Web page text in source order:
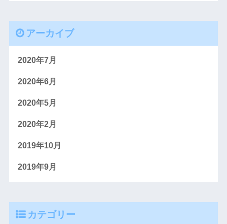
アーカイブ
2020年7月
2020年6月
2020年5月
2020年2月
2019年10月
2019年9月
カテゴリー